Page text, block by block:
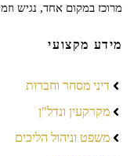
מרוכז במקום אחד, נגיש
מידע מקצועי
דיני מסחר וחברות
מקרקעין ונדל"ן
משפט וניהול הליכים